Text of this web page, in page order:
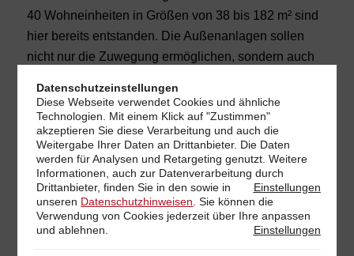
40 Wohneinheiten in Größen von 38 bis 182 m² sind
hier bereits entstanden. Die Außenanlagen sollen
nicht nur die Zuwegung ermöglichen, sondern auch
prächtigen Baumbestand aufnehmen. So gestaltet
sich auch das Bebauungskonzept, das die Firma
Poscher hier realisiert. Garten und Landschaftsbau
Poscher ist ein Meisterbetrieb, der sich zum einen auf
viele Varianten von Grünanlagenpflege spezialisiert
hat, aber insbesondere auch auf den Neubau von
Gärten, Steingärten, Außenanlagen usw. Über 20
Datenschutzeinstellungen
Diese Webseite verwendet Cookies und ähnliche
Technologien. Mit einem Klick auf "Zustimmen"
akzeptieren Sie diese Verarbeitung und auch die
Weitergabe Ihrer Daten an Drittanbieter. Die Daten
werden für Analysen und Retargeting genutzt. Weitere
Informationen, auch zur Datenverarbeitung durch
Drittanbieter, finden Sie in den
Einstellungen
sowie in
unseren Datenschutzhinweisen . Sie können die
Verwendung von Cookies jederzeit über Ihre
Einstellungen
anpassen
und ablehnen.